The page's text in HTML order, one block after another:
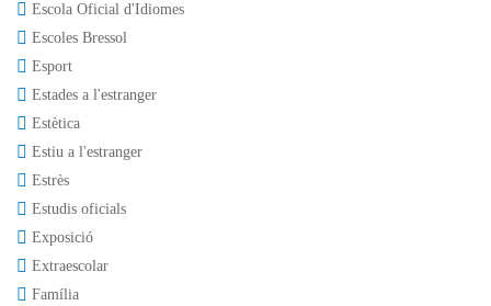
Escola Oficial d'Idiomes
Escoles Bressol
Esport
Estades a l'estranger
Estètica
Estiu a l'estranger
Estrès
Estudis oficials
Exposició
Extraescolar
Família